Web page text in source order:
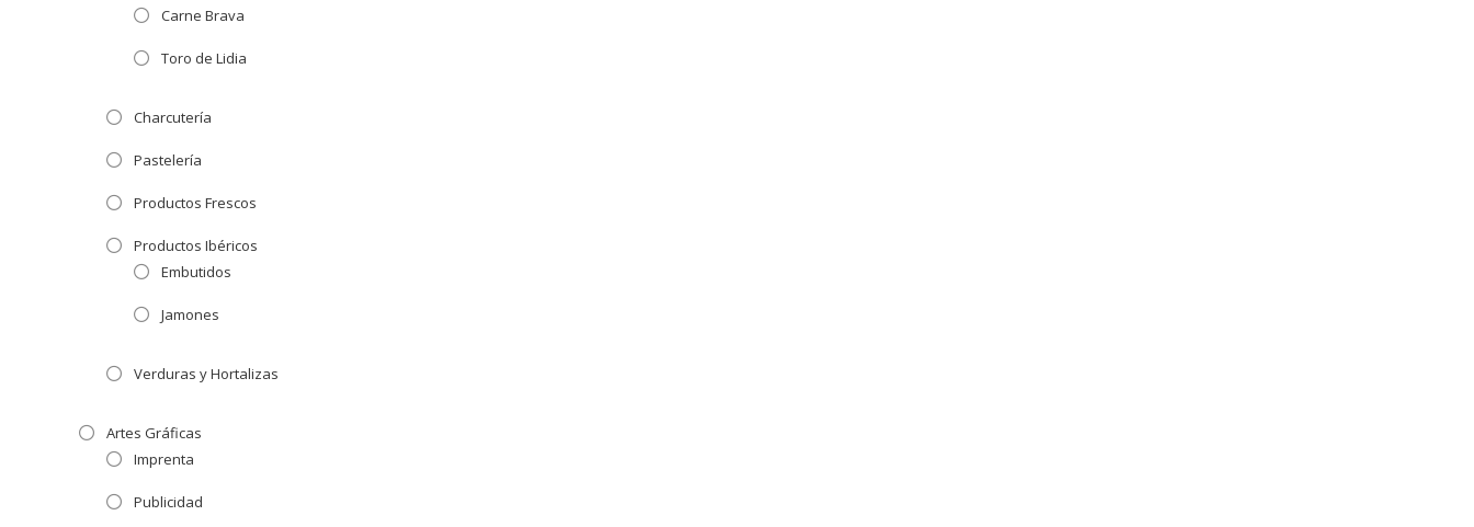
Carne Brava
Toro de Lidia
Charcutería
Pastelería
Productos Frescos
Productos Ibéricos
Embutidos
Jamones
Verduras y Hortalizas
Artes Gráficas
Imprenta
Publicidad